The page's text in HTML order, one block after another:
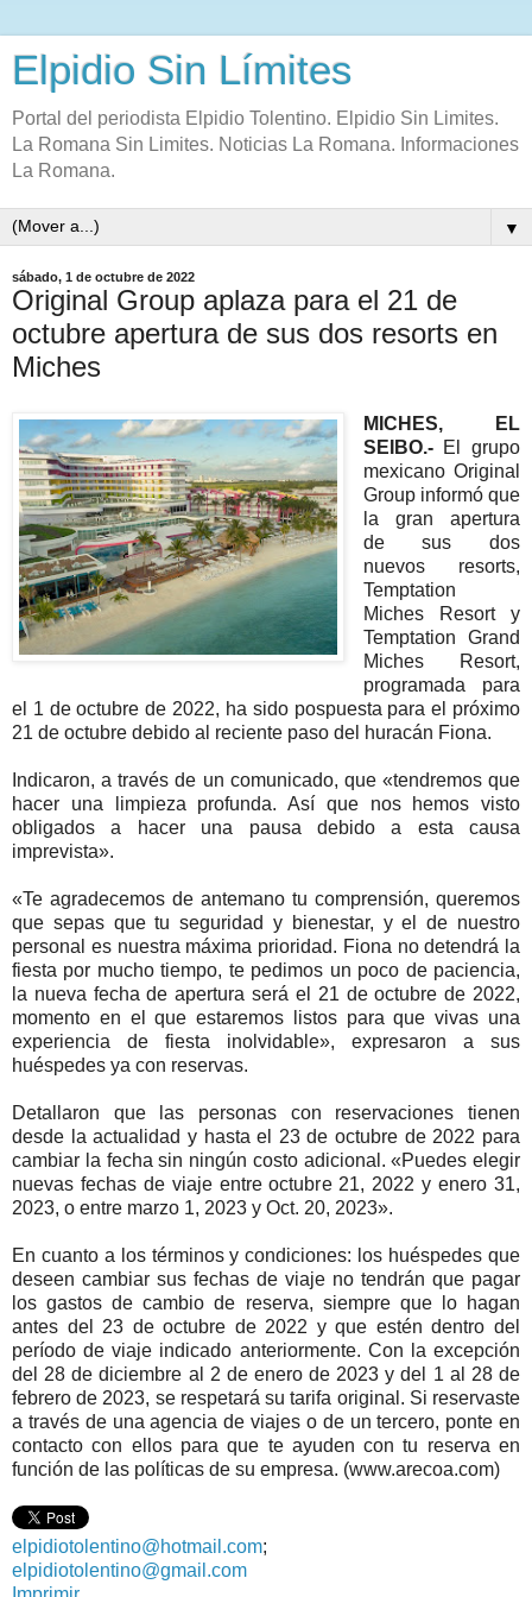
Elpidio Sin Límites
Portal del periodista Elpidio Tolentino. Elpidio Sin Limites.
La Romana Sin Limites. Noticias La Romana. Informaciones
La Romana.
▼
sábado, 1 de octubre de 2022
Original Group aplaza para el 21 de
octubre apertura de sus dos resorts en
Miches
MICHES, EL
SEIBO.- El grupo
mexicano Original
Group informó que
la gran apertura
de sus dos
nuevos resorts,
Temptation
Miches Resort y
Temptation Grand
Miches Resort,
programada para
el 1 de octubre de 2022, ha sido pospuesta para el próximo
21 de octubre debido al reciente paso del huracán Fiona.
Indicaron, a través de un comunicado, que «tendremos que
hacer una limpieza profunda. Así que nos hemos visto
obligados a hacer una pausa debido a esta causa
imprevista».
«Te agradecemos de antemano tu comprensión, queremos
que sepas que tu seguridad y bienestar, y el de nuestro
personal es nuestra máxima prioridad. Fiona no detendrá la
fiesta por mucho tiempo, te pedimos un poco de paciencia,
la nueva fecha de apertura será el 21 de octubre de 2022,
momento en el que estaremos listos para que vivas una
experiencia de fiesta inolvidable», expresaron a sus
huéspedes ya con reservas.
Detallaron que las personas con reservaciones tienen
desde la actualidad y hasta el 23 de octubre de 2022 para
cambiar la fecha sin ningún costo adicional. «Puedes elegir
nuevas fechas de viaje entre octubre 21, 2022 y enero 31,
2023, o entre marzo 1, 2023 y Oct. 20, 2023».
En cuanto a los términos y condiciones: los huéspedes que
deseen cambiar sus fechas de viaje no tendrán que pagar
los gastos de cambio de reserva, siempre que lo hagan
antes del 23 de octubre de 2022 y que estén dentro del
período de viaje indicado anteriormente. Con la excepción
del 28 de diciembre al 2 de enero de 2023 y del 1 al 28 de
febrero de 2023, se respetará su tarifa original. Si reservaste
a través de una agencia de viajes o de un tercero, ponte en
contacto con ellos para que te ayuden con tu reserva en
función de las políticas de su empresa. (www.arecoa.com)
elpidiotolentino@hotmail.com;
elpidiotolentino@gmail.com